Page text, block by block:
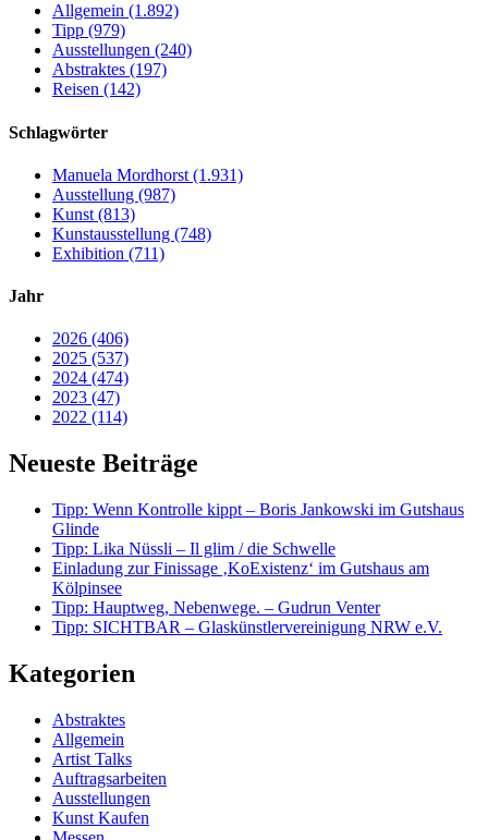
Allgemein (1.892)
Tipp (979)
Ausstellungen (240)
Abstraktes (197)
Reisen (142)
Schlagwörter
Manuela Mordhorst (1.931)
Ausstellung (987)
Kunst (813)
Kunstausstellung (748)
Exhibition (711)
Jahr
2026 (406)
2025 (537)
2024 (474)
2023 (47)
2022 (114)
Neueste Beiträge
Tipp: Wenn Kontrolle kippt – Boris Jankowski im Gutshaus
Glinde
Tipp: Lika Nüssli – Il glim / die Schwelle
Einladung zur Finissage ‚KoExistenz‘ im Gutshaus am
Kölpinsee
Tipp: Hauptweg, Nebenwege. – Gudrun Venter
Tipp: SICHTBAR – Glaskünstlervereinigung NRW e.V.
Kategorien
Abstraktes
Allgemein
Artist Talks
Auftragsarbeiten
Ausstellungen
Kunst Kaufen